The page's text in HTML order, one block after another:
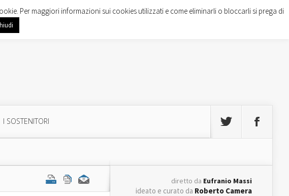
I SOSTENITORI
diretto da Eufranio Massi
ideato e curato da Roberto Camera
Per maggiori informazioni sui cookies utilizzati e come eliminarli o bloccarli si prega di